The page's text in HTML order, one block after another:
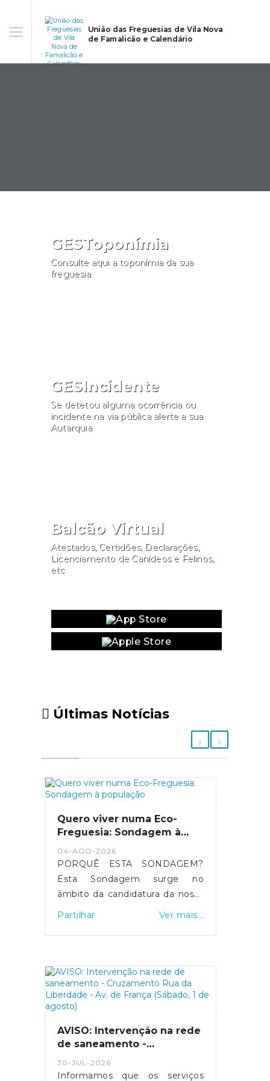
União das Freguesias de Vila Nova
de Famalicão e Calendário
GESToponímia
Consulte aqui a toponímia da sua
freguesia
GESIncidente
Se detetou alguma ocorrência ou
incidente na via pública alerte a sua
Autarquia
Balcão Virtual
Atestados, Certidões, Declarações,
Licenciamento de Canídeos e Felinos,
etc
Últimas Notícias
Quero viver numa Eco-
Freguesia: Sondagem à
04-AGO-2026
PORQUÊ ESTA SONDAGEM?
Esta Sondagem surge no
âmbito da candidatura da nossa
promovido pela Associação
Educação (ABAAE).A
necessidade de estreitar a
relação entre a população e a
autarquia num processo de
candidatura que se pretende
alicerçado na democracia
participativa, deu origem à ideia
de criar uma sondagem dirigida
Partilhar Ver mais...
AVISO: Intervenção na rede
de saneamento -
Liberdade - Av. de França
30-JUL-2026
Informamos que os serviços